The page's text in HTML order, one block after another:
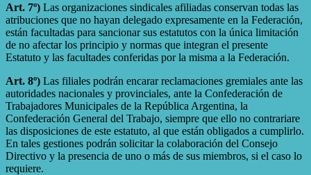
Art. 7º) Las organizaciones sindicales afiliadas conservan todas las
atribuciones que no hayan delegado expresamente en la Federación,
están facultadas para sancionar sus estatutos con la única limitación
de no afectar los principio y normas que integran el presente
Estatuto y las facultades conferidas por la misma a la Federación.
Art. 8º) Las filiales podrán encarar reclamaciones gremiales ante las
autoridades nacionales y provinciales, ante la Confederación de
Trabajadores Municipales de la República Argentina, la
Confederación General del Trabajo, siempre que ello no contrariare
las disposiciones de este estatuto, al que están obligados a cumplirlo.
En tales gestiones podrán solicitar la colaboración del Consejo
Directivo y la presencia de uno o más de sus miembros, si el caso lo
requiere.